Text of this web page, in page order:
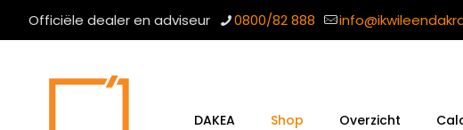
Officiële dealer en adviseur 0800/82 888
DAKEA Shop Overzicht